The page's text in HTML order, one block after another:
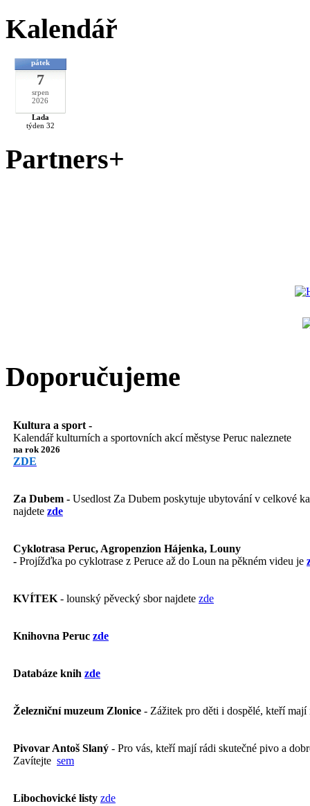
Kalendář
pátek
7
srpen
2026
Lada
týden 32
Partners+
Doporučujeme
Kultura a sport -
Kalendář kulturních a sportovních akcí městyse Peruc naleznete
na rok 2026
ZDE
Za Dubem - Usedlost Za Dubem poskytuje ubytování v celkové
najdete zde
Cyklotrasa Peruc, Agropenzion Hájenka, Louny
- Projížďka po cyklotrase z Peruce až do Loun na pěkném videu je
KVÍTEK - lounský pěvecký sbor najdete zde
Knihovna Peruc zde
Databáze knih zde
Železniční muzeum Zlonice - Zážitek pro děti i dospělé, kteří
Pivovar Antoš Slaný - Pro vás, kteří mají rádi skutečné pivo a
Zavítejte sem
Libochovické listy zde